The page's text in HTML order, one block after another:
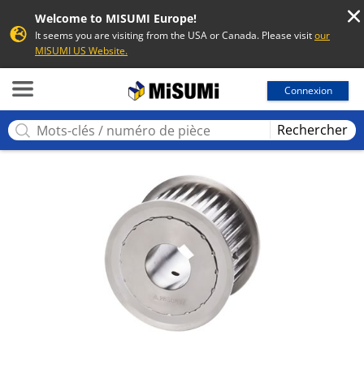
Welcome to MISUMI Europe!
It seems you are visiting from the USA or Canada. Please visitour
MISUMI US Website.
Connexion
Rechercher